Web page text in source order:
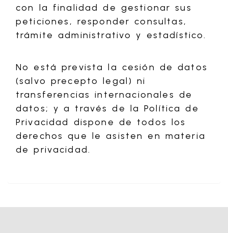
con la finalidad de gestionar sus
peticiones, responder consultas,
trámite administrativo y estadístico.
No está prevista la cesión de datos
(salvo precepto legal) ni
transferencias internacionales de
datos; y a través de la Política de
Privacidad dispone de todos los
derechos que le asisten en materia
de privacidad.